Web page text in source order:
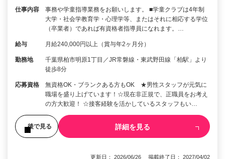
仕事内容
事務や学童指導業務をお願いします。 ■学童クラブは4年制
大学・社会学教育学・心理学等、またはそれに相応する学位
（卒業者）であれば有資格者指導員になれます。…
給与 月給240,000円以上（賞与年2ヶ月分）
勤務地
千葉県柏市明原1丁目／JR常磐線・東武野田線「柏駅」より
徒歩8分
応募資格
無資格OK・ブランクある方もOK ★男性スタッフが元気に
職場を盛り上げています！☆現在非正規で、正職員をお考え
の方大歓迎！ ☆接客経験を活かしているスタッフもい…
後で見る 詳細を見る
更新日： 2026/06/26 掲載終了日： 2027/04/02